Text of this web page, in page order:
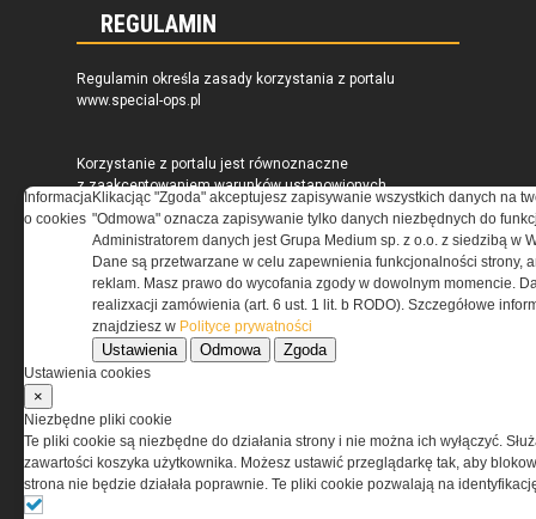
REGULAMIN
Regulamin określa zasady korzystania z portalu
www.special-ops.pl
Korzystanie z portalu jest równoznaczne
z zaakceptowaniem warunków ustanowionych
przez Grupa MEDIUM Spółka z ograniczoną
odpowiedzialnością Spółka komandytowa, nr KRS:
0000537655, NIP 1132860378, REGON 146393437
(zwana dalej Grupa MEDIUM) w postaci Regulaminu.
Przeczytaj regulamin
PRYWATNOŚĆ
Informacja
o cookies
Klikacjąc "Zgoda" akceptujesz zapisywanie wszystkich danych na
"Odmowa" oznacza zapisywanie tylko danych niezbędnych do
Administratorem danych jest Grupa Medium sp. z o.o. z siedzibą w
Dane są przetwarzane w celu zapewnienia funkcjonalności strony,
reklam. Masz prawo do wycofania zgody w dowolnym momencie.
realizxacji zamówienia (art. 6 ust. 1 lit. b RODO). Szczegółowe
znajdziesz w Polityce prywatności
Ustawienia Odmowa Zgoda
Ustawienia cookies
×
Niezbędne pliki cookie
Te pliki cookie są niezbędne do działania strony i nie można ich wyłączyć.
zawartości koszyka użytkownika. Możesz ustawić przeglądarkę tak, aby
strona nie będzie działała poprawnie. Te pliki cookie pozwalają na